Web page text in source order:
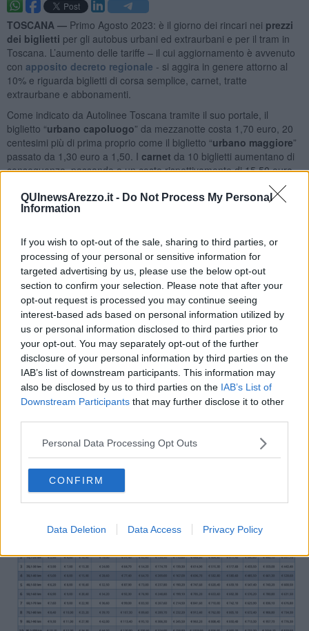
QUInewsArezzo.it - Do Not Process My Personal
Information
If you wish to opt-out of the sale, sharing to third parties, or
processing of your personal or sensitive information for
targeted advertising by us, please use the below opt-out
section to confirm your selection. Please note that after your
opt-out request is processed you may continue seeing
interest-based ads based on personal information utilized by
us or personal information disclosed to third parties prior to
your opt-out. You may separately opt-out of the further
disclosure of your personal information by third parties on the
IAB’s list of downstream participants. This information may
also be disclosed by us to third parties on the IAB’s List of
Downstream Participants that may further disclose it to other
Personal Data Processing Opt Outs
CONFIRM
Data Deletion Data Access Privacy Policy
TOSCANA — Primo Agosto 2023: è il giorno dei rincari nei prezzi
dei biglietti per gli autobus urbani ed extraurbani e per il tram in
Toscana. L’aumento delle tariffe – il cui aggiornamento è avvenuto
con apposito decreto regionale - si aggira in genere attorno al
10% e riguarda biglietti di corsa semplice, carnet, tratte
extraurbane e abbonamenti.
Come indicato da Autolinee Toscana tramite il suo portale, il
biglietto “urbano capoluogo” da mezzanotte costa 1,70 euro, 20
centesimi più di prima proprio come il biglietto “urbano maggiore”
passato da 1,30 euro a 1,50. I carnet da 10 biglietti aumentano di
conseguenza, passando a un costo rispettivamente di 15,50 euro
Fare il biglietto ordinariovia sms, poi, non costerà più 1,80 euro
nei capoluoghi e 1,50 nelle altre città, bensì le nuove tariffe sono
rispettivamente di 2 euro e 1,70 euro oltre al costo dell’operatore
per il messaggino. Più caro anche fare il titolo di viaggioa bordo
da 2,50 a 3 euro.
Ecco cosa succede per gliabbonamenti:
mensile capoluogo: da 35 a 38,70 euro
mensile urbano maggiore: da 28 a 31 euro
trimestrale capolugo: da 94,50 a 104,50 euro
trimestrale urbano maggiore: da 76 a 84 euro
annuale capoluogo: da 310 a 342,80 euro
annuale urbano maggiore: da 246 a 272,10 euro
annuale studenti capoluogo: da 252 a 278,70
annuale studenti urbano maggiore: da 200 a 221,20
Nella tabella di seguito, invece, i nuovi prezzi per iltrasporto
extraurbano